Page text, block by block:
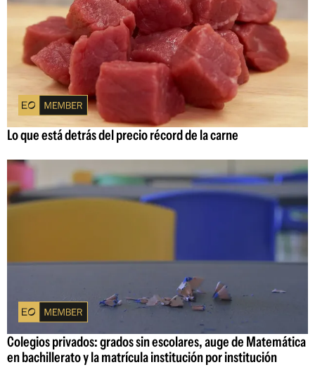
Lo que está detrás del precio récord de la carne
Colegios privados: grados sin escolares, auge de Matemática
en bachillerato y la matrícula institución por institución